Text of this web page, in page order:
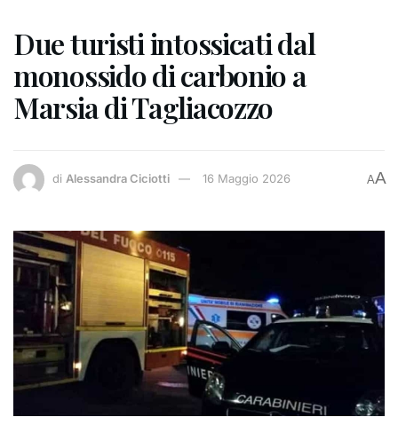
Due turisti intossicati dal
monossido di carbonio a
Marsia di Tagliacozzo
di Alessandra Ciciotti 16 Maggio 2026 AA